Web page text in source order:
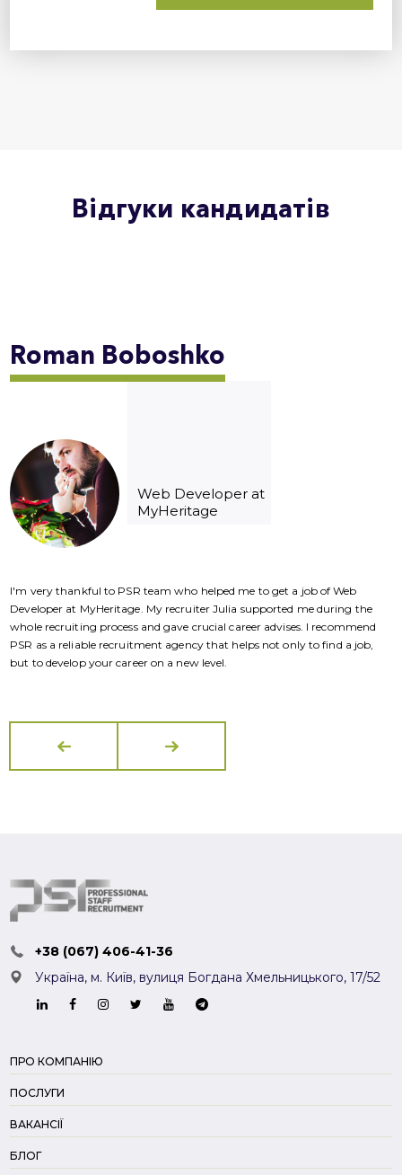
Відгуки кандидатів
Roman Boboshko
Web Developer at
MyHeritage
I'm very thankful to PSR team who helped me to get a job of Web
Developer at MyHeritage. My recruiter Julia supported me during the
whole recruiting process and gave crucial career advises. I recommend
PSR as a reliable recruitment agency that helps not only to find a job,
but to develop your career on a new level.
+38 (067) 406-41-36
Україна, м. Київ, вулиця Богдана Хмельницького, 17/52
ПРО КОМПАНІЮ
ПОСЛУГИ
ВАКАНСІЇ
БЛОГ